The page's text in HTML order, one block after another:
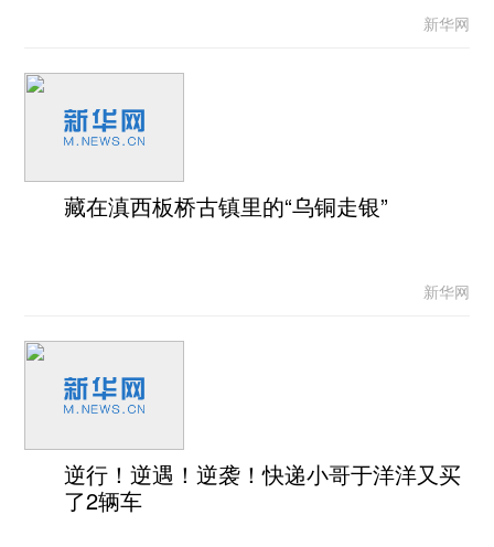
新华网
藏在滇西板桥古镇里的“乌铜走银”
新华网
逆行！逆遇！逆袭！快递小哥于洋洋又买
了2辆车